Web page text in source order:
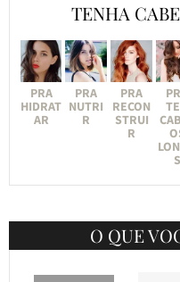
TENHA
PRA
HIDRAT
AR
PRA
NUTRI
R
PRA
RECON
STRUI
R
S
O QUE